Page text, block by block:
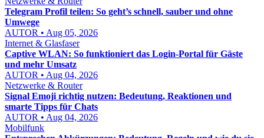
Telegram Profil teilen: So geht’s schnell, sauber und ohne
Umwege
AUTOR • Aug 05, 2026
Internet & Glasfaser
Captive WLAN: So funktioniert das Login-Portal für Gäste
und mehr Umsatz
AUTOR • Aug 04, 2026
Netzwerke & Router
Signal Emoji richtig nutzen: Bedeutung, Reaktionen und
smarte Tipps für Chats
AUTOR • Aug 04, 2026
Mobilfunk